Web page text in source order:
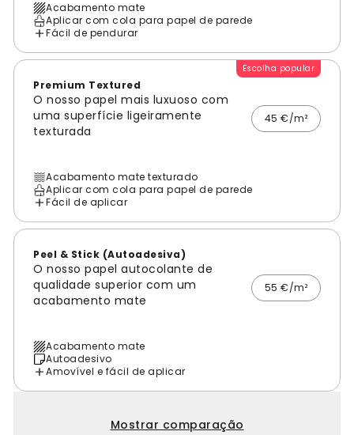
Acabamento mate
Aplicar com cola para papel de parede
Fácil de pendurar
Escolha popular
Premium Textured
O nosso papel mais luxuoso com
uma superfície ligeiramente
texturada
45 €/m²
Acabamento mate texturado
Aplicar com cola para papel de parede
Fácil de aplicar
Peel & Stick (Autoadesiva)
O nosso papel autocolante de
qualidade superior com um
acabamento mate
55 €/m²
Acabamento mate
Autoadesivo
Amovível e fácil de aplicar
Mostrar comparação